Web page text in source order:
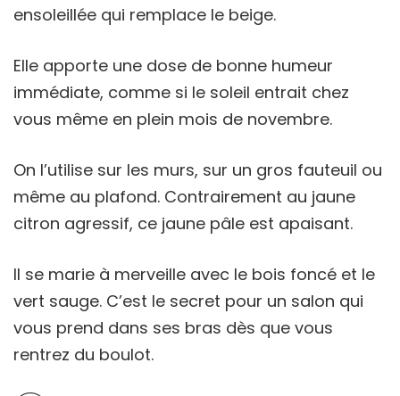
ensoleillée qui remplace le beige.
Elle apporte une dose de bonne humeur
immédiate, comme si le soleil entrait chez
vous même en plein mois de novembre.
On l’utilise sur les murs, sur un gros fauteuil ou
même au plafond. Contrairement au jaune
citron agressif, ce jaune pâle est apaisant.
Il se marie à merveille avec le bois foncé et le
vert sauge. C’est le secret pour un salon qui
vous prend dans ses bras dès que vous
rentrez du boulot.